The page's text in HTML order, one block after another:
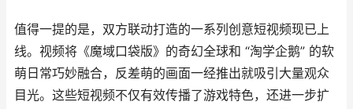
值得一提的是，双方联动打造的一系列创意短视频现已上
线。视频将《魔域口袋版》的奇幻全球和 “淘学企鹅” 的软
萌日常巧妙融合，反差萌的画面一经推出就吸引大量观众
目光。这些短视频不仅有效传播了游戏特色，还进一步扩